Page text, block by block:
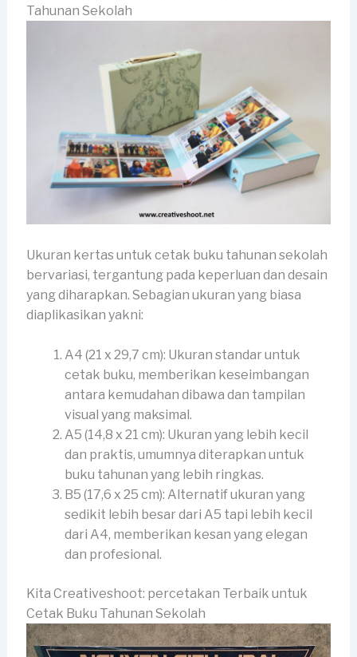
Tahunan Sekolah
Ukuran kertas untuk cetak buku tahunan sekolah
bervariasi, tergantung pada keperluan dan desain
yang diharapkan. Sebagian ukuran yang biasa
diaplikasikan yakni:
A4 (21 x 29,7 cm): Ukuran standar untuk
cetak buku, memberikan keseimbangan
antara kemudahan dibawa dan tampilan
visual yang maksimal.
A5 (14,8 x 21 cm): Ukuran yang lebih kecil
dan praktis, umumnya diterapkan untuk
buku tahunan yang lebih ringkas.
B5 (17,6 x 25 cm): Alternatif ukuran yang
sedikit lebih besar dari A5 tapi lebih kecil
dari A4, memberikan kesan yang elegan
dan profesional.
Kita Creativeshoot: percetakan Terbaik untuk
Cetak Buku Tahunan Sekolah